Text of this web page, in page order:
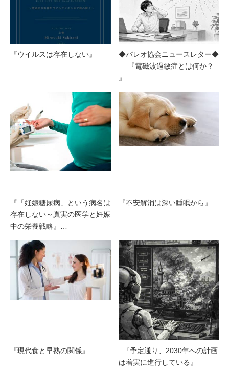
『ウイルスは存在しない』
◆パレオ協会ニュースレター◆
『電磁波過敏症とは何か？
』
『「妊娠糖尿病」という病名は
存在しない～真実の医学と妊娠
中の栄養戦略』…
『不安解消は深い睡眠から』
『現代食と早熟の関係』
『予定通り、2030年への計画
は着実に進行している』